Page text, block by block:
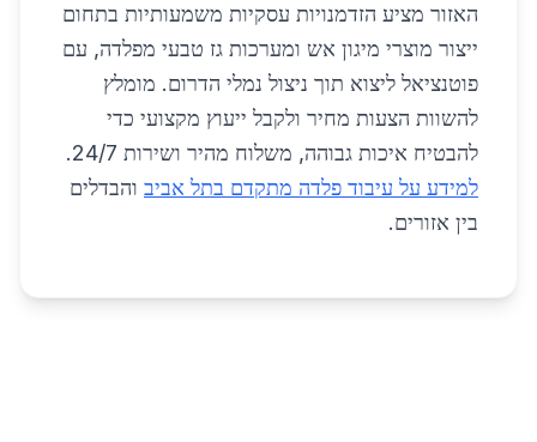
האזור מציע הזדמנויות עסקיות משמעותיות בתחום
ייצור מוצרי מיגון אש ומערכות גז טבעי מפלדה, עם
פוטנציאל ליצוא תוך ניצול נמלי הדרום. מומלץ
להשוות הצעות מחיר ולקבל ייעוץ מקצועי כדי
להבטיח איכות גבוהה, משלוח מהיר ושירות 24/7.
למידע על עיבוד פלדה מתקדם בתל אביב והבדלים
בין אזורים.